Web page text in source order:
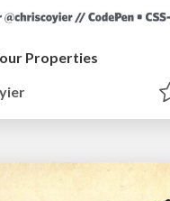
Properties